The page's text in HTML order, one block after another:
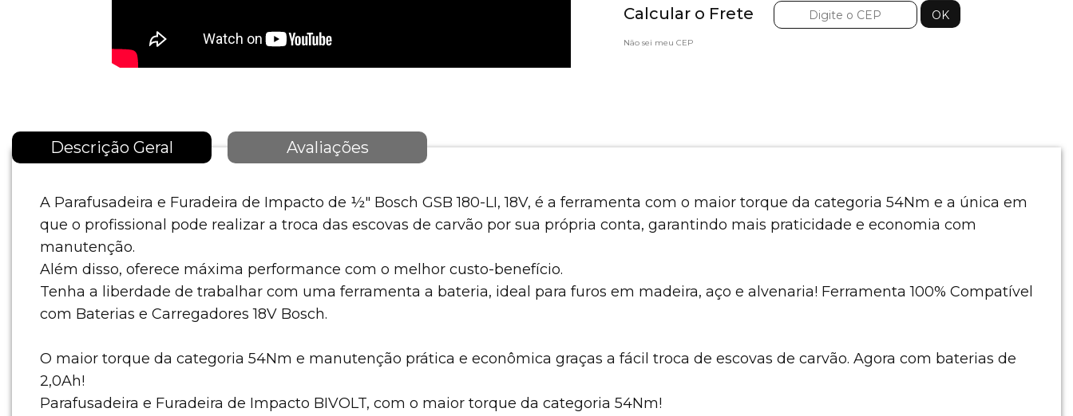
Calcular o Frete
Não sei meu CEP
Descrição Geral Avaliações
A Parafusadeira e Furadeira de Impacto de ½" Bosch GSB 180-LI, 18V, é a ferramenta com o maior torque da categoria 54Nm e a única em
que o profissional pode realizar a troca das escovas de carvão por sua própria conta, garantindo mais praticidade e economia com
manutenção.
Além disso, oferece máxima performance com o melhor custo-benefício.
Tenha a liberdade de trabalhar com uma ferramenta a bateria, ideal para furos em madeira, aço e alvenaria! Ferramenta 100% Compatível
com Baterias e Carregadores 18V Bosch.
O maior torque da categoria 54Nm e manutenção prática e econômica graças a fácil troca de escovas de carvão. Agora com baterias de
2,0Ah!
Parafusadeira e Furadeira de Impacto BIVOLT, com o maior torque da categoria 54Nm!